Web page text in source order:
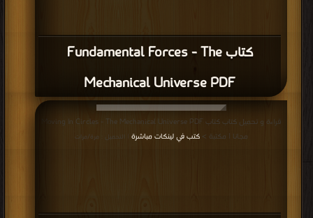
كتاب Fundamental Forces - The
Mechanical Universe PDF
قراءة و تحميل كتاب كتاب Moving In Circles - The Mechanical Universe PDF
مجانا | مكتبة >كتب في لينكات مباشرة | التحميل : مرة/مرات